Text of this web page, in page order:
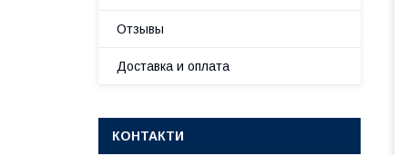
Отзывы
Доставка и оплата
КОНТАКТИ